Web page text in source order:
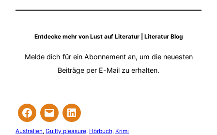
Entdecke mehr von Lust auf Literatur | Literatur Blog
Melde dich für ein Abonnement an, um die neuesten
Beiträge per E-Mail zu erhalten.
Australien, Guilty pleasure, Hörbuch, Krimi